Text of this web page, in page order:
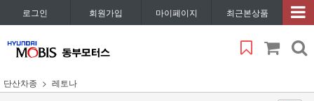
로그인 회원가입 마이페이지 최근본상품
단산차종 레토나